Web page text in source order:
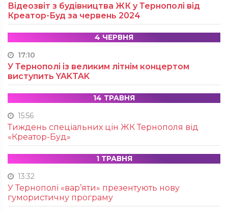
Відеозвіт з будівництва ЖК у Тернополі від
Креатор-Буд за червень 2024
4 ЧЕРВНЯ
17:10
У Тернополі із великим літнім концертом
виступить YAKTAK
14 ТРАВНЯ
15:56
Тиждень спеціальних цін ЖК Тернополя від
«Креатор-Буд»
1 ТРАВНЯ
13:32
У Тернополі «вар’яти» презентують нову
гумористичну програму